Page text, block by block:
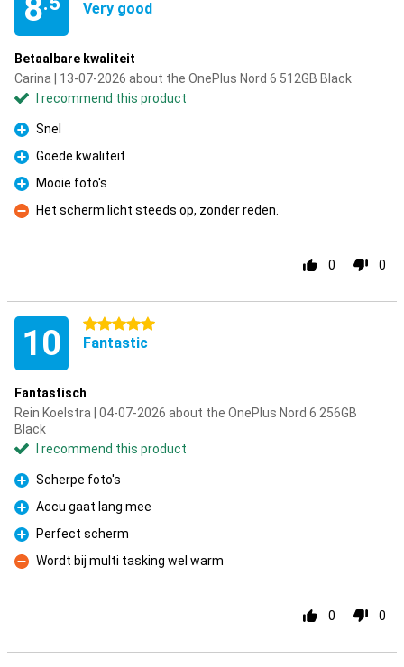
8 Very good
Betaalbare kwaliteit
Carina | 13-07-2026 about the OnePlus Nord 6 512GB Black
I recommend this product
Pro
Snel
Pro
Goede kwaliteit
Pro
Mooie foto's
Con
Het scherm licht steeds op, zonder reden.
0 0
10 5 stars
Fantastic
Fantastisch
Rein Koelstra | 04-07-2026 about the OnePlus Nord 6 256GB
Black
I recommend this product
Pro
Scherpe foto's
Pro
Accu gaat lang mee
Pro
Perfect scherm
Con
Wordt bij multi tasking wel warm
0 0